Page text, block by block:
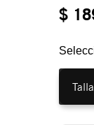
$